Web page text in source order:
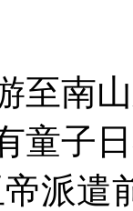
至南
童子
派遣